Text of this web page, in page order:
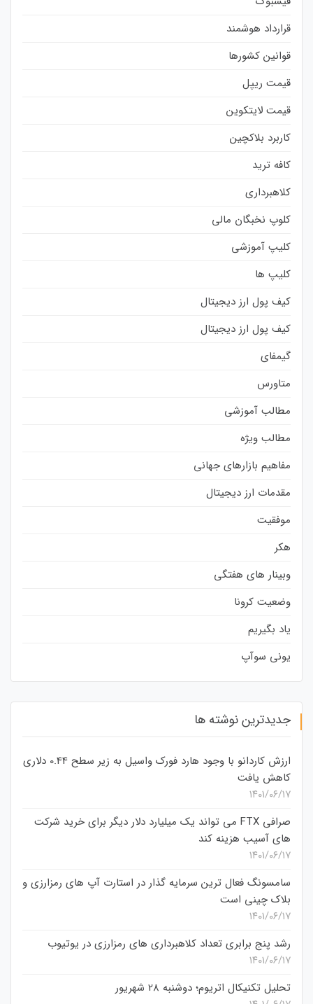
قرارداد هوشمند
قوانین کشورها
قیمت ریپل
قیمت لایتکوین
کاربرد بلاکچین
کافه ترید
کلاهبرداری
کلوپ نخبگان مالی
کلیپ آموزشی
کلیپ ها
کیف پول ارز دیجیتال
کیف پول ارز دیجیتال
گیمفای
متاورس
مطالب آموزشی
مطالب ویژه
مفاهیم بازارهای جهانی
مقدمات ارز دیجیتال
موفقیت
هکر
وبینار های هفتگی
وضعیت کرونا
یاد بگیریم
یونی سوآپ
جدیدترین نوشته ها
ارزش کاردانو با وجود هارد فورک واسیل به زیر سطح 0.44 دلاری
کاهش یافت
۱۴۰۱/۰۶/۱۷
صرافی FTX می تواند یک میلیارد دلار دیگر برای خرید شرکت
های آسیب هزینه کند
۱۴۰۱/۰۶/۱۷
سامسونگ فعال‌ ترین سرمایه‌ گذار در استارت‌ آپ‌ های رمزارزی و
بلاک چینی است
۱۴۰۱/۰۶/۱۷
رشد پنج برابری تعداد کلاهبرداری های رمزارزی در یوتیوب
۱۴۰۱/۰۶/۱۷
تحلیل تکنیکال اتریوم؛ دوشنبه 28 شهریور